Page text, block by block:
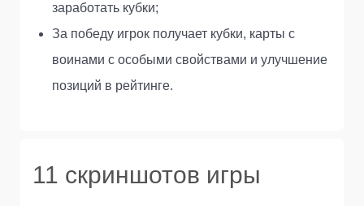
заработать кубки;
За победу игрок получает кубки, карты с
воинами с особыми свойствами и улучшение
позиций в рейтинге.
11 скриншотов игры